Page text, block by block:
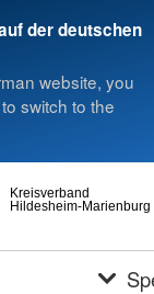
der deutschen
website, you
switch to the
Hildesheim-Marienburg
Kreisverband